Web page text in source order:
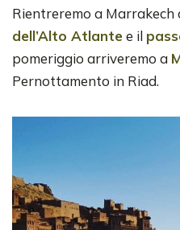
Rientreremo a
dell’Alto Atlantee il
pomeriggio arriveremo a
Pernottamento in Riad.